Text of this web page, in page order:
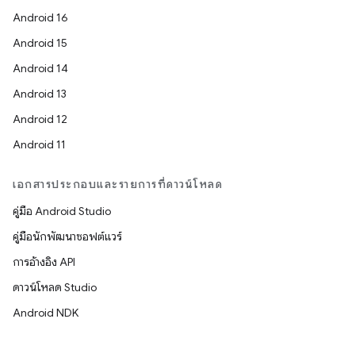
Android 16
Android 15
Android 14
Android 13
Android 12
Android 11
เอกสารประกอบและรายการที่ดาวน์โหลด
คู่มือ Android Studio
คู่มือนักพัฒนาซอฟต์แวร์
การอ้างอิง API
ดาวน์โหลด Studio
Android NDK